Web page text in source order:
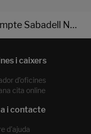
Compte Sabadell Negocis Plus
d’oficines
cita online
d'ajuda